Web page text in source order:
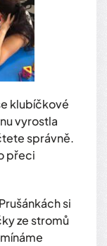
klubíčkové
vyrostla
správně.
přeci
si
ze stromů